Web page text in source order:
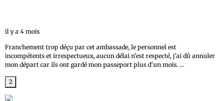
il y a 4 mois
Franchement trop déçu par cet ambassade, le personnel est
incompétents et irrespectueux, aucun délai n'est respecté, j'ai dû annuler
mon départ car ils ont gardé mon passeport plus d'un mois. …
2